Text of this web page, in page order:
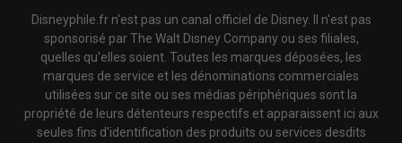
Disneyphile.fr n'est pas un canal officiel de Disney. Il n'est pas
sponsorisé par The Walt Disney Company ou ses filiales,
quelles qu'elles soient. Toutes les marques déposées, les
marques de service et les dénominations commerciales
utilisées sur ce site ou ses médias périphériques sont la
propriété de leurs détenteurs respectifs et apparaissent ici aux
seules fins d'identification des produits ou services desdits